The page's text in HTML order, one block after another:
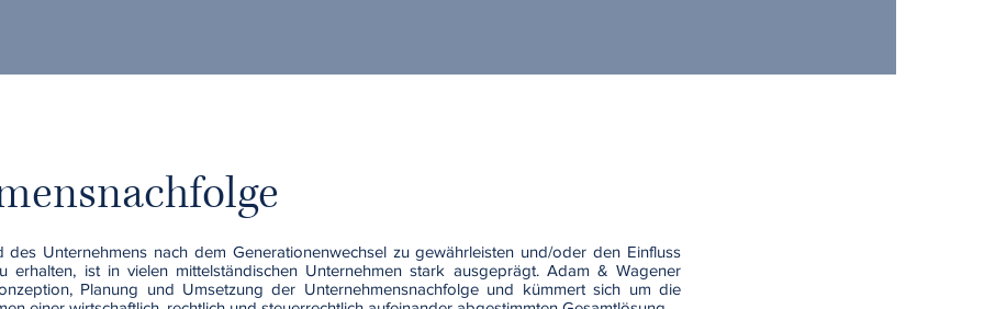
des Unternehmens nach dem Generationenwechsel zu gewährleisten und/oder den Einfluss
erhalten, ist in vielen mittelständischen Unternehmen stark ausgeprägt. Adam & Wagener
Planung und Umsetzung der Unternehmensnachfolge und kümmert sich um die